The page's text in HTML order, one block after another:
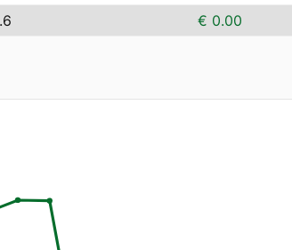
€ 0.00